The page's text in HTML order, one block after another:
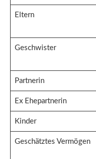
Eltern
Geschwister
Partnerin
Ex Ehepartnerin
Kinder
Geschätztes Vermögen